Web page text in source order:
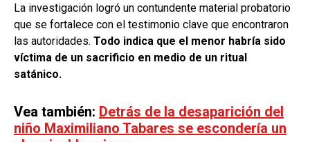
La investigación logró un contundente material probatorio
que se fortalece con el testimonio clave que encontraron
las autoridades. Todo indica que el menor habría sido
víctima de un sacrificio en medio de un ritual
satánico.
Vea también: Detrás de la desaparición del
niño Maximiliano Tabares se escondería un